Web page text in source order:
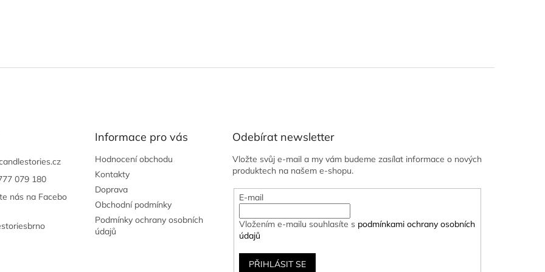
079 180
nás na Facebo
Informace pro vás
Hodnocení obchodu
Kontakty
Doprava
Obchodní podmínky
Podmínky ochrany osobních
údajů
Odebírat newsletter
Vložte svůj e-mail a my vám budeme zasílat informace o nových
produktech na našem e-shopu.
E-mail
Vložením e-mailu souhlasíte s podmínkami ochrany osobních
údajů
PŘIHLÁSIT SE